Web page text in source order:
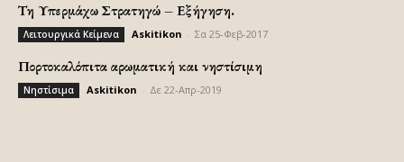
Τη Υπερμάχω Στρατηγώ – Εξήγηση.
Λειτουργικά Κείμενα Askitikon Σα 25-Φεβ-2017
Πορτοκαλόπιτα αρωματική και νηστίσιμη
Νηστίσιμα Askitikon Δε 22-Απρ-2019